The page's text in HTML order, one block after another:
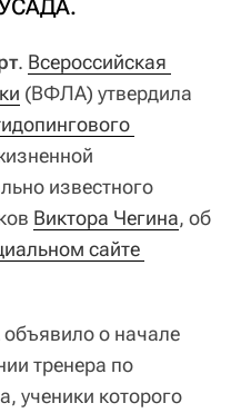
. Всероссийская
(ВФЛА) утвердила
известного
Виктора Чегина, об
сайте
о начале
тренера по
ученики которого